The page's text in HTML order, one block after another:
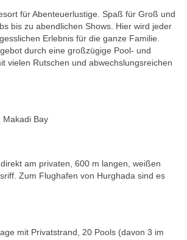
für Abenteuerlustige. Spaß für Groß und
bis zu abendlichen Shows. Hier wird jeder
Erlebnis für die ganze Familie.
durch eine großzügige Pool- und
vielen Rutschen und abwechslungsreichen
Makadi Bay
am privaten, 600 m langen, weißen
Zum Flughafen von Hurghada sind es
mit Privatstrand, 20 Pools (davon 3 im